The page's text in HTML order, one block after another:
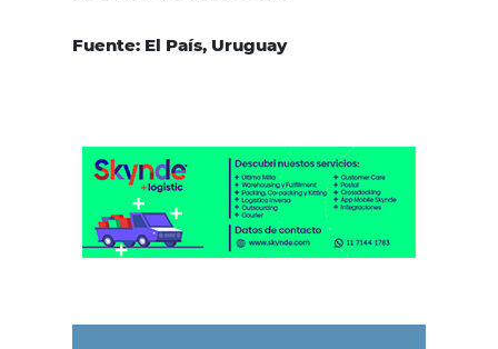
Fuente: El País, Uruguay